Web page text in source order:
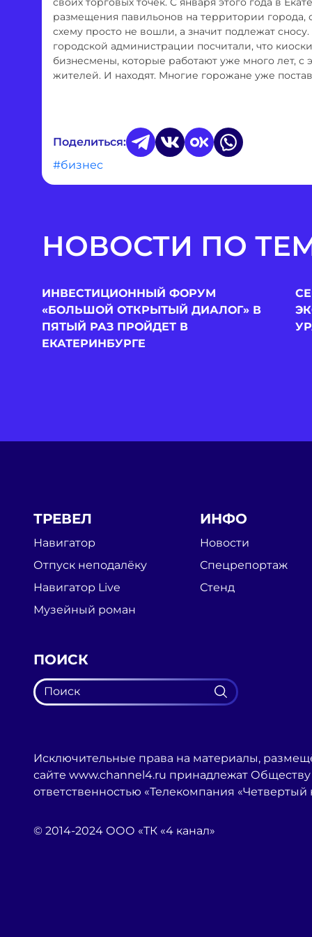
размещения павильонов на территории города,
схему просто не вошли, а значит подлежат
городской администрации посчитали, что
бизнесмены, которые работают уже много лет,
жителей. И находят. Многие горожане уже
Поделиться:
#бизнес
НОВОСТИ ПО
ИНВЕСТИЦИОННЫЙ ФОРУМ
«БОЛЬШОЙ ОТКРЫТЫЙ ДИАЛОГ» В
ПЯТЫЙ РАЗ ПРОЙДЕТ В
ЕКАТЕРИНБУРГЕ
ТРЕВЕЛ
Навигатор
Отпуск неподалёку
Навигатор Live
Музейный роман
ИНФО
Новости
Спецрепортаж
Стенд
ПОИСК
Исключительные права на материалы,
сайте www.channel4.ru принадлежат
ответственностью «Телекомпания «Четвертый
© 2014-2024 ООО «ТК «4 канал»